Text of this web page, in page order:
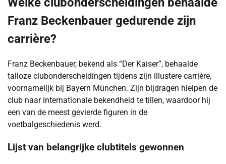
Franz Beckenbauer gedurende zijn
carrière?
Franz Beckenbauer, bekend als “Der Kaiser”, behaalde
talloze clubonderscheidingen tijdens zijn illustere carrière,
voornamelijk bij Bayern München. Zijn bijdragen hielpen de
club naar internationale bekendheid te tillen, waardoor hij
een van de meest gevierde figuren in de
voetbalgeschiedenis werd.
Lijst van belangrijke clubtitels gewonnen